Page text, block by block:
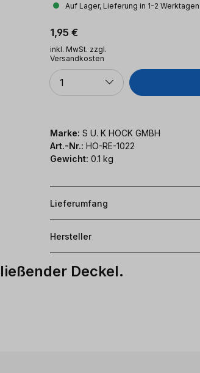
Auf Lager, Lieferung in 1-2 Werktagen
Regulärer Preis:
1,95 €
inkl. MwSt. zzgl.
Versandkosten
Anzahl
1
Marke: S U. K HOCK GMBH
Art.-Nr.: HO-RE-1022
Gewicht: 0.1 kg
Lieferumfang
Hersteller
Deckel.